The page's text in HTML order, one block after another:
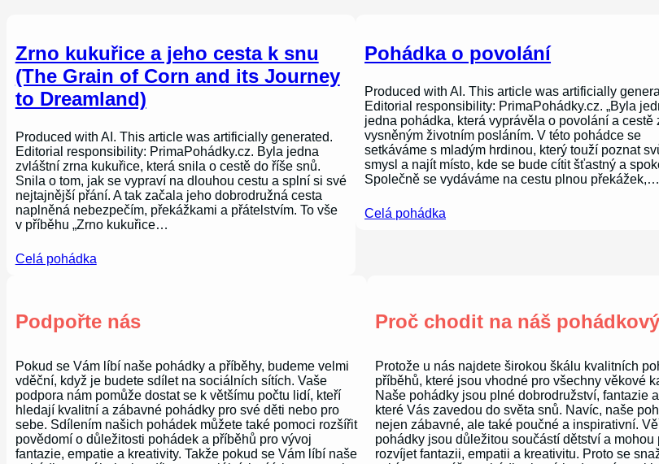
Zrno kukuřice a jeho cesta k snu
(The Grain of Corn and its Journey
to Dreamland)
Produced with AI. This article was artificially generated.
Editorial responsibility: PrimaPohádky.cz. Byla jedna
zvláštní zrna kukuřice, která snila o cestě do říše snů.
Snila o tom, jak se vypraví na dlouhou cestu a splní si své
nejtajnější přání. A tak začala jeho dobrodružná cesta
naplněná nebezpečím, překážkami a přátelstvím. To vše
v příběhu „Zrno kukuřice…
Celá pohádka
Pohádka o povolání
Produced with AI. This article was artificially
Editorial responsibility: PrimaPohádky.cz. „Byla
jedna pohádka, která vyprávěla o povolání a cestě
vysněným životním posláním. V této pohádce se
setkáváme s mladým hrdinou, který touží poznat
smysl a najít místo, kde se bude cítit šťastný a
Společně se vydáváme na cestu plnou překážek,…
Celá pohádka
Podpořte nás
Pokud se Vám líbí naše pohádky a příběhy, budeme velmi
vděční, když je budete sdílet na sociálních sítích. Vaše
podpora nám pomůže dostat se k většímu počtu lidí, kteří
hledají kvalitní a zábavné pohádky pro své děti nebo pro
sebe. Sdílením našich pohádek můžete také pomoci rozšířit
povědomí o důležitosti pohádek a příběhů pro vývoj
fantazie, empatie a kreativity. Takže pokud se Vám líbí naše
Proč chodit na náš
Protože u nás najdete širokou škálu kvalitních
příběhů, které jsou vhodné pro všechny věkové
Naše pohádky jsou plné dobrodružství, fantazie
které Vás zavedou do světa snů. Navíc, naše
nejen zábavné, ale také poučné a inspirativní.
pohádky jsou důležitou součástí dětství a mohou
rozvíjet fantazii, empatii a kreativitu. Proto se